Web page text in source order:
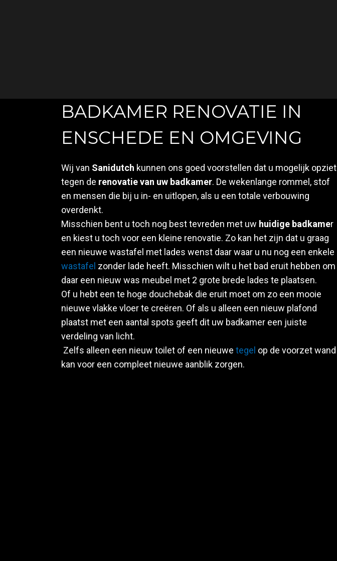
BADKAMER RENOVATIE IN
ENSCHEDE EN OMGEVING​
Wij van Sanidutch kunnen ons goed voorstellen dat u mogelijk opziet
tegen de renovatie van uw badkamer. De wekenlange rommel, stof
en mensen die bij u in- en uitlopen, als u een totale verbouwing
overdenkt.
Misschien bent u toch nog best tevreden met uw huidige badkamer
en kiest u toch voor een kleine renovatie. Zo kan het zijn dat u graag
een nieuwe wastafel met lades wenst daar waar u nu nog een enkele
wastafel zonder lade heeft. Misschien wilt u het bad eruit hebben om
daar een nieuw was meubel met 2 grote brede lades te plaatsen.
Of u hebt een te hoge douchebak die eruit moet om zo een mooie
nieuwe vlakke vloer te creëren. Of als u alleen een nieuw plafond
plaatst met een aantal spots geeft dit uw badkamer een juiste
verdeling van licht.
Zelfs alleen een nieuw toilet of een nieuwe tegel op de voorzet wand
kan voor een compleet nieuwe aanblik zorgen.